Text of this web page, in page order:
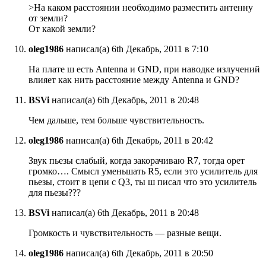
>На каком расстоянии необходимо разместить антенну
от земли?
От какой земли?
oleg1986 написал(а) 6th Декабрь, 2011 в 7:10
На плате ш есть Antenna и GND, при наводке излучений
влияет как нить расстояние между Antenna и GND?
BSVi написал(а) 6th Декабрь, 2011 в 20:48
Чем дальше, тем больше чувствительность.
oleg1986 написал(а) 6th Декабрь, 2011 в 20:42
Звук пьезы слабый, когда закорачиваю R7, тогда орет
громко…. Смысл уменьшать R5, если это усилитель для
пьезы, стоит в цепи с Q3, ты ш писал что это усилитель
для пьезы???
BSVi написал(а) 6th Декабрь, 2011 в 20:48
Громкость и чувствительность — разные вещи.
oleg1986 написал(а) 6th Декабрь, 2011 в 20:50